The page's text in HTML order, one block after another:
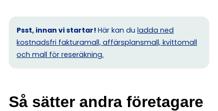
Psst, innan vi startar! Här kan du ladda ned
kostnadsfri fakturamall, affärsplansmall, kvittomall
och mall för reseräkning.
Så sätter andra företagare